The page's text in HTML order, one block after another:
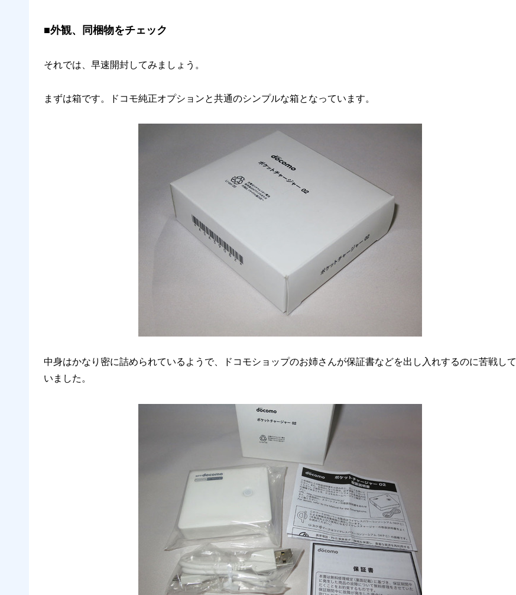
■外観、同梱物をチェック
それでは、早速開封してみましょう。
まずは箱です。ドコモ純正オプションと共通のシンプルな箱となっています。
中身はかなり密に詰められているようで、ドコモショップのお姉さんが保証書などを出し入れするのに苦戦して
いました。